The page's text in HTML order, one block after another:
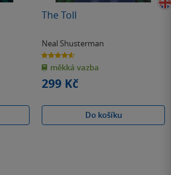
The Toll
Neal Shusterman
4.6
z
5
hvězdiček
měkká vazba
299 Kč
Do košíku